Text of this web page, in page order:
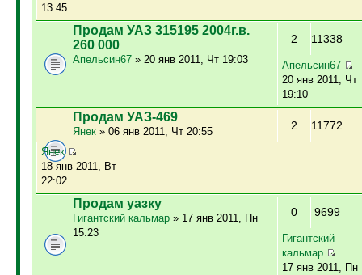
13:45
Продам УАЗ 315195 2004г.в.
260 000
Апельсин67» 20 янв 2011, Чт 19:03
2 11338
Апельсин67
20 янв 2011, Чт
19:10
Продам УАЗ-469
Янек» 06 янв 2011, Чт 20:55 2 11772
Янек
18 янв 2011, Вт
22:02
Продам уазку
Гигантский кальмар» 17 янв 2011, Пн
15:23
0 9699
Гигантский
кальмар
17 янв 2011, Пн